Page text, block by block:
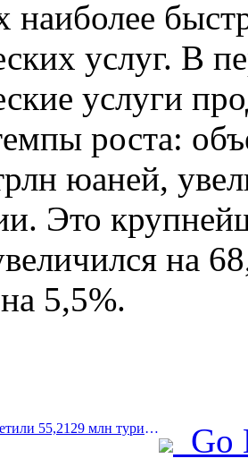
наиболее
услуг. В
услуги
роста:
юаней,
Это
на
5,5%.
Prev:Хайнань посетили 55,2129 млн туристов в первой половине года.
Go